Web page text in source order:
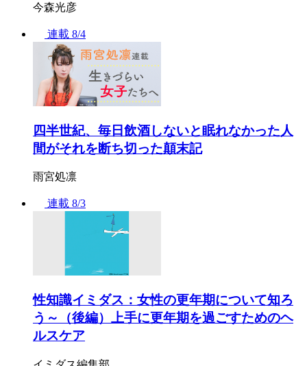
今森光彦
連載 8/4
四半世紀、毎日飲酒しないと眠れなかった人
間がそれを断ち切った顛末記
雨宮処凛
連載 8/3
性知識イミダス：女性の更年期について知ろ
う～（後編）上手に更年期を過ごすためのヘ
ルスケア